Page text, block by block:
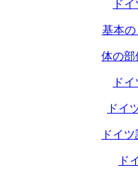
ド
基本
体の部
ド
ドイ
ドイ
ド